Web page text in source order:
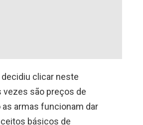
decidiu clicar neste
vezes são preços de
armas funcionam dar
básicos de